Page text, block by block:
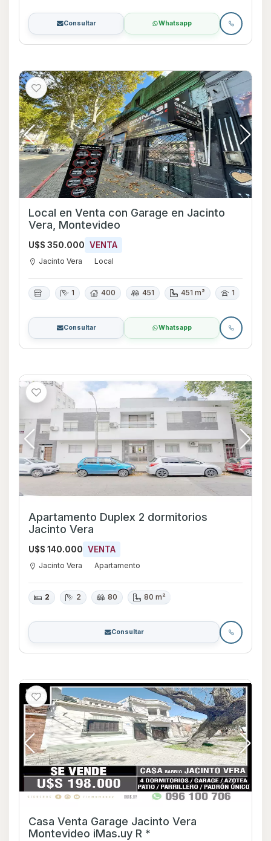
Consultar Whatsapp
Local en Venta con Garage en Jacinto
Vera, Montevideo
U$S 350.000 VENTA
Jacinto Vera Local
1 400 451 451 m² 1
Consultar Whatsapp
Apartamento Duplex 2 dormitorios
Jacinto Vera
U$S 140.000 VENTA
Jacinto Vera Apartamento
2 2 80 80 m²
Consultar
Casa Venta Garage Jacinto Vera
Montevideo iMas.uy R *